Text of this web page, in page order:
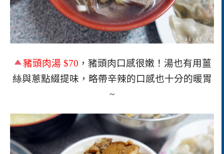
豬頭肉湯 $70 ，豬頭肉口感很嫩！湯也有用薑
絲與蔥點綴提味，略帶辛辣的口感也十分的暖胃
~